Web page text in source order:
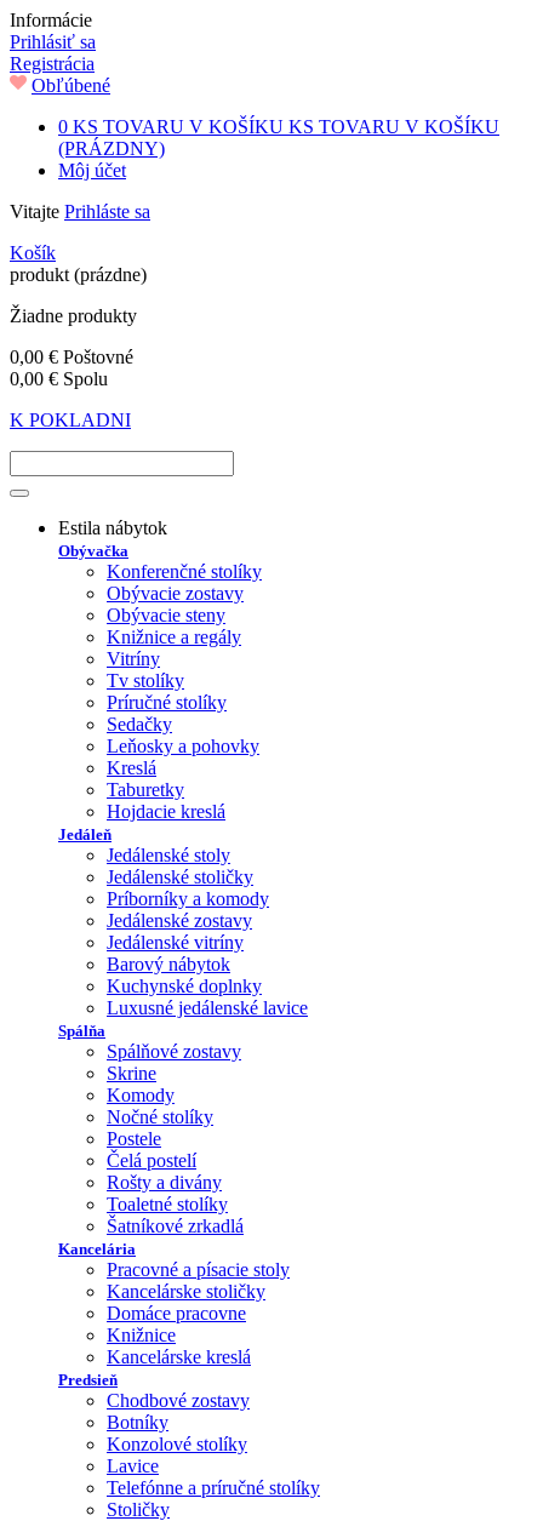
Informácie
Prihlásiť sa
Registrácia
Obľúbené
0 KS TOVARU V KOŠÍKU KS TOVARU V KOŠÍKU
(PRÁZDNY)
Môj účet
Vitajte Prihláste sa
Košík
produkt (prázdne)
Žiadne produkty
0,00 € Poštovné
0,00 € Spolu
K POKLADNI
Estila nábytok
Obývačka
Konferenčné stolíky
Obývacie zostavy
Obývacie steny
Knižnice a regály
Vitríny
Tv stolíky
Príručné stolíky
Sedačky
Leňosky a pohovky
Kreslá
Taburetky
Hojdacie kreslá
Jedáleň
Jedálenské stoly
Jedálenské stoličky
Príborníky a komody
Jedálenské zostavy
Jedálenské vitríny
Barový nábytok
Kuchynské doplnky
Luxusné jedálenské lavice
Spálňa
Spálňové zostavy
Skrine
Komody
Nočné stolíky
Postele
Čelá postelí
Rošty a divány
Toaletné stolíky
Šatníkové zrkadlá
Kancelária
Pracovné a písacie stoly
Kancelárske stoličky
Domáce pracovne
Knižnice
Kancelárske kreslá
Predsieň
Chodbové zostavy
Botníky
Konzolové stolíky
Lavice
Telefónne a príručné stolíky
Stoličky